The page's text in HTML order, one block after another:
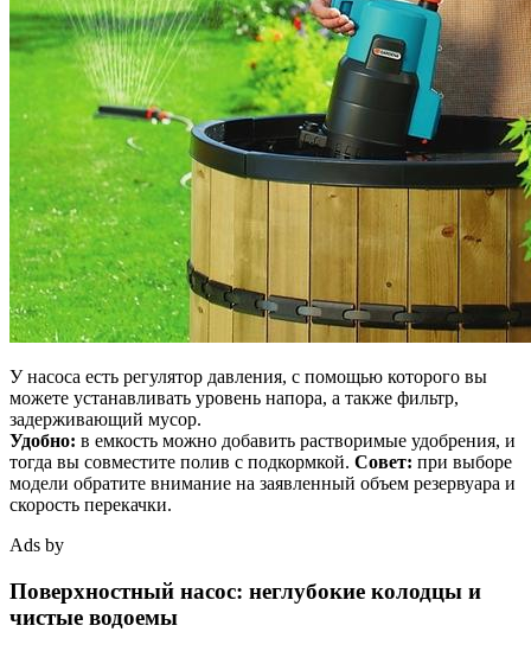
У насоса есть регулятор давления, с помощью которого вы
можете устанавливать уровень напора, а также фильтр,
задерживающий мусор.
Удобно: в емкость можно добавить растворимые удобрения, и
тогда вы совместите полив с подкормкой. Совет: при выборе
модели обратите внимание на заявленный объем резервуара и
скорость перекачки.
Ads by
Поверхностный насос: неглубокие колодцы и
чистые водоемы